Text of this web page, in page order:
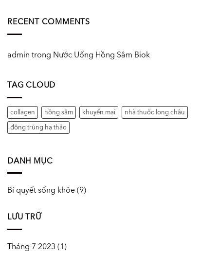
RECENT COMMENTS
admin trong Nước Uống Hồng Sâm Biok
TAG CLOUD
collagen hồng sâm khuyến mại
nhà thuốc long châu
đông trùng hạ thảo
DANH MỤC
Bí quyết sống khỏe(9)
LƯU TRỮ
Tháng 7 2023 (1)